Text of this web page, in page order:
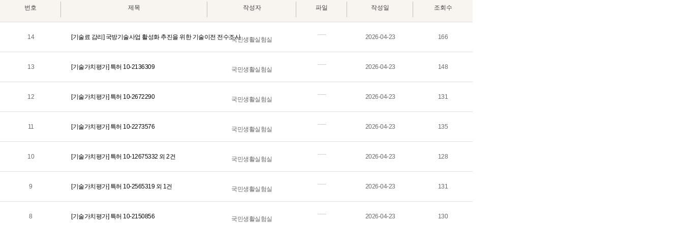
번호 제목 작성자 파일 작성일 조회수
14 [기술료 감리] 국방기술사업 활성화 추진을 위한 기술이전 전수조사국민생활실험실 2026-04-23 166
13 [기술가치평가] 특허 10-2136309 국민생활실험실 2026-04-23 148
12 [기술가치평가] 특허 10-2672290 국민생활실험실 2026-04-23 131
11 [기술가치평가] 특허 10-2273576 국민생활실험실 2026-04-23 135
10 [기술가치평가] 특허 10-12675332 외 2건 국민생활실험실 2026-04-23 128
9 [기술가치평가] 특허 10-2565319 외 1건 국민생활실험실 2026-04-23 131
8 [기술가치평가] 특허 10-2150856 국민생활실험실 2026-04-23 130